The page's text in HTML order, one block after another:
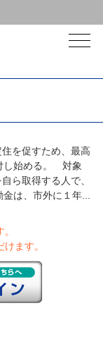
を促すため、最高
し始める。 対象
ら取得する人で、
は、市外に１年...
ます。